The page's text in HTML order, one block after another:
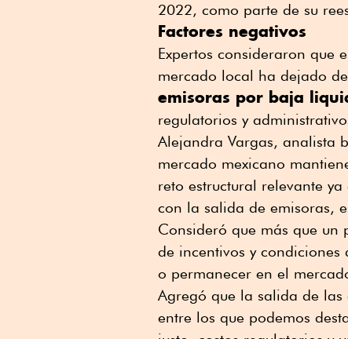
2022, como parte de su
Factores negativos
Expertos consideraron que
mercado local ha dejado
emisoras por baja
regulatorios y
Alejandra Vargas, analista
mercado mexicano
reto estructural relevante
con la salida de emisoras,
Consideró que más que
de incentivos y
o permanecer en el
Agregó que la salida de
entre los que podemos